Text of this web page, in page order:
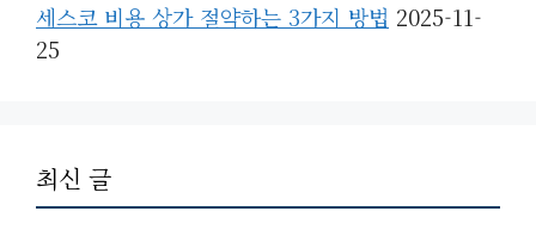
세스코 비용 상가 절약하는 3가지 방법 2025-11-
25
최신 글